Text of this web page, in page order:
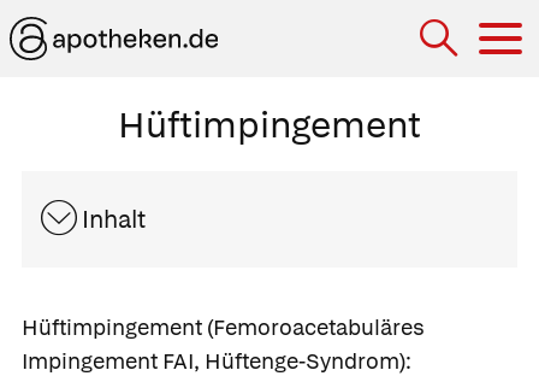
Hüftimpingement
Inhalt
Hüftimpingement (Femoroacetabuläres
Impingement FAI, Hüftenge-Syndrom):